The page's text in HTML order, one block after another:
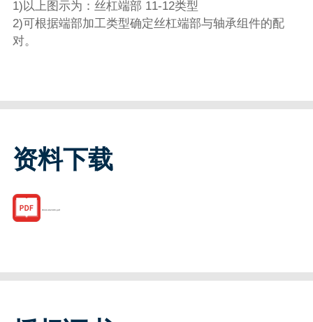
1)以上图示为：丝杠端部 11-12类型
2)可根据端部加工类型确定丝杠端部与轴承组件的配
对。
资料下载
R341402306.pdf